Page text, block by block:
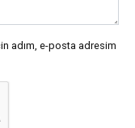
adım, e-posta adresim